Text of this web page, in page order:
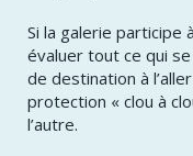
Si la galerie
évaluer tout ce qui
de destination à
protection « clou à
l’autre.